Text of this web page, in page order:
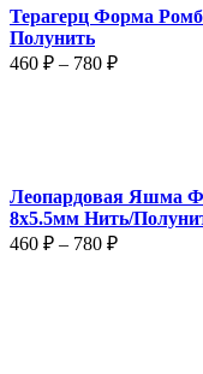
Терагерц Форма
Полунить
460 ₽ – 780 ₽Диапазон
Леопардовая Яшма
8х5.5мм Нить/
460 ₽ – 780 ₽Диапазон